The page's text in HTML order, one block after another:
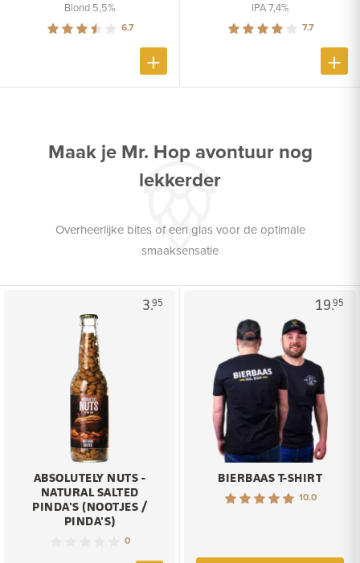
Blond 5,5%
6.7
IPA 7,4%
7.7
Maak je Mr. Hop avontuur nog
lekkerder
Overheerlijke bites of een glas voor de optimale
smaaksensatie
3.95
ABSOLUTELY NUTS -
NATURAL SALTED
PINDA'S (NOOTJES /
PINDA'S)
0
19.95
BIERBAAS T-SHIRT
10.0